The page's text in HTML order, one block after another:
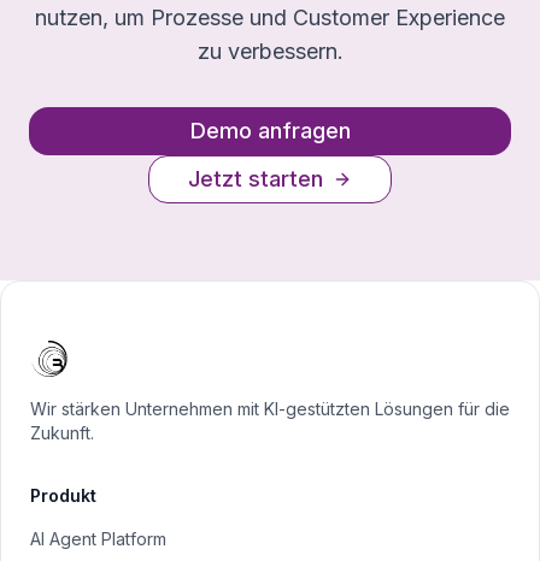
nutzen, um Prozesse und Customer Experience
zu verbessern.
Demo anfragen
Jetzt starten
Wir stärken Unternehmen mit KI-gestützten Lösungen für die
Zukunft.
Produkt
AI Agent Platform